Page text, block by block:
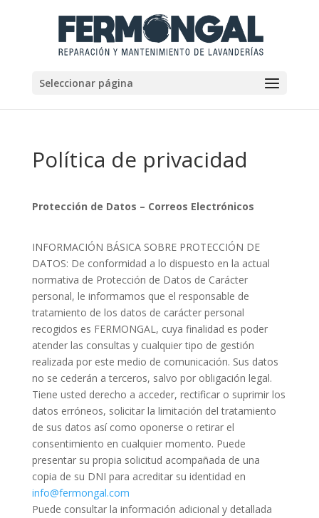
Seleccionar página
Política de privacidad
Protección de Datos – Correos Electrónicos
INFORMACIÓN BÁSICA SOBRE PROTECCIÓN DE
DATOS: De conformidad a lo dispuesto en la actual
normativa de Protección de Datos de Carácter
personal, le informamos que el responsable de
tratamiento de los datos de carácter personal
recogidos es FERMONGAL, cuya finalidad es poder
atender las consultas y cualquier tipo de gestión
realizada por este medio de comunicación. Sus datos
no se cederán a terceros, salvo por obligación legal.
Tiene usted derecho a acceder, rectificar o suprimir los
datos erróneos, solicitar la limitación del tratamiento
de sus datos así como oponerse o retirar el
consentimiento en cualquier momento. Puede
presentar su propia solicitud acompañada de una
copia de su DNI para acreditar su identidad en
info@fermongal.com
Puede consultar la información adicional y detallada